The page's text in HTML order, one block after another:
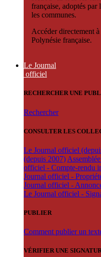
française, adoptés par
les communes.
Accéder directement
Polynésie française.
Le Journal
officiel
RECHERCHER UNE
Rechercher
CONSULTER LES
Le Journal officiel
(depuis 2007)
officiel - Compte-rendu
Journal officiel -
Journal officiel -
Le Journal officiel -
PUBLIER
Comment publier un
VÉRIFIER UNE